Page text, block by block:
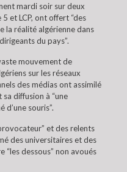
mardi soir sur deux
et LCP, ont offert “des
la réalité algérienne dans
du pays”.
mouvement de
sur les réseaux
des médias ont assimilé
diffusion à “une
d’une souris”.
et des relents
des universitaires et des
dessous” non avoués